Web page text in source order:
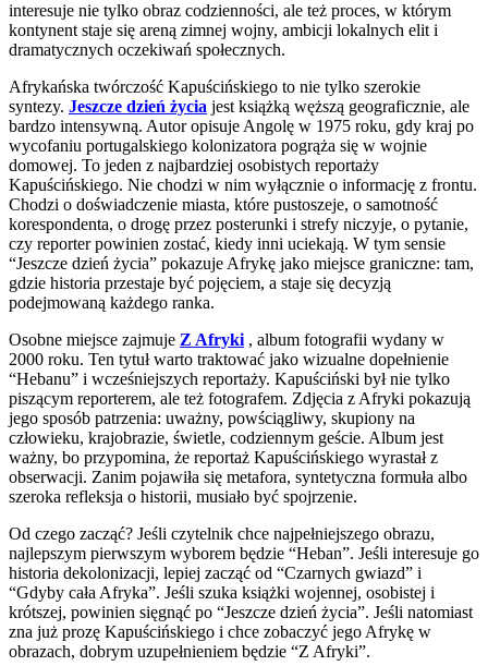
interesuje nie tylko obraz codzienności, ale też proces, w którym
kontynent staje się areną zimnej wojny, ambicji lokalnych elit i
dramatycznych oczekiwań społecznych.
Afrykańska twórczość Kapuścińskiego to nie tylko szerokie
syntezy. Jeszcze dzień życia jest książką węższą geograficznie, ale
bardzo intensywną. Autor opisuje Angolę w 1975 roku, gdy kraj po
wycofaniu portugalskiego kolonizatora pogrąża się w wojnie
domowej. To jeden z najbardziej osobistych reportaży
Kapuścińskiego. Nie chodzi w nim wyłącznie o informację z frontu.
Chodzi o doświadczenie miasta, które pustoszeje, o samotność
korespondenta, o drogę przez posterunki i strefy niczyje, o pytanie,
czy reporter powinien zostać, kiedy inni uciekają. W tym sensie
“Jeszcze dzień życia” pokazuje Afrykę jako miejsce graniczne: tam,
gdzie historia przestaje być pojęciem, a staje się decyzją
podejmowaną każdego ranka.
Osobne miejsce zajmuje Z Afryki , album fotografii wydany w
2000 roku. Ten tytuł warto traktować jako wizualne dopełnienie
“Hebanu” i wcześniejszych reportaży. Kapuściński był nie tylko
piszącym reporterem, ale też fotografem. Zdjęcia z Afryki pokazują
jego sposób patrzenia: uważny, powściągliwy, skupiony na
człowieku, krajobrazie, świetle, codziennym geście. Album jest
ważny, bo przypomina, że reportaż Kapuścińskiego wyrastał z
obserwacji. Zanim pojawiła się metafora, syntetyczna formuła albo
szeroka refleksja o historii, musiało być spojrzenie.
Od czego zacząć? Jeśli czytelnik chce najpełniejszego obrazu,
najlepszym pierwszym wyborem będzie “Heban”. Jeśli interesuje go
historia dekolonizacji, lepiej zacząć od “Czarnych gwiazd” i
“Gdyby cała Afryka”. Jeśli szuka książki wojennej, osobistej i
krótszej, powinien sięgnąć po “Jeszcze dzień życia”. Jeśli natomiast
zna już prozę Kapuścińskiego i chce zobaczyć jego Afrykę w
obrazach, dobrym uzupełnieniem będzie “Z Afryki”.